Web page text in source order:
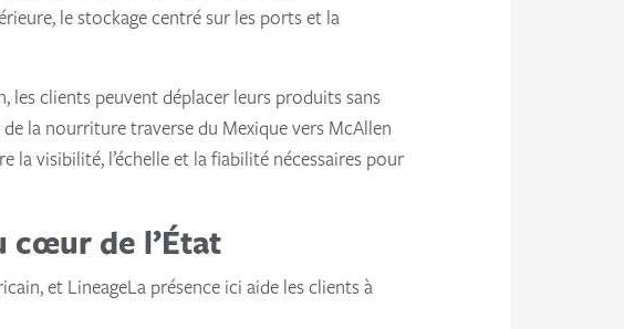
le stockage centré sur les ports et la
clients peuvent déplacer leurs produits sans
la nourriture traverse du Mexique vers McAllen
visibilité, l’échelle et la fiabilité nécessaires pour
cœur de l’État
et LineageLa présence ici aide les clients à